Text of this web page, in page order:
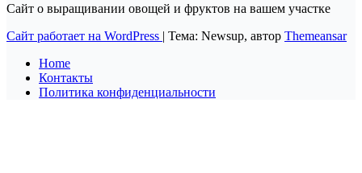
Сайт о выращивании овощей и фруктов на вашем участке
Сайт работает на WordPress | Тема: Newsup, автор Themeansar
Home
Контакты
Политика конфиденциальности